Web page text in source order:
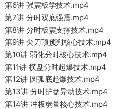
第6讲 强震板学技术.mp4
第7讲 分时双底强震.mp4
第8讲 分时板震支撑技术.mp4
第9讲 尖刀顶预判核心技术.mp4
第10讲 弱化分时核心技术.mp4
第11讲 横盘分时起爆技术.mp4
第12讲 圆弧底起爆技术.mp4
第13讲 分时护盘异动技术.mp4
第14讲 冲板弱量核心技术.mp4